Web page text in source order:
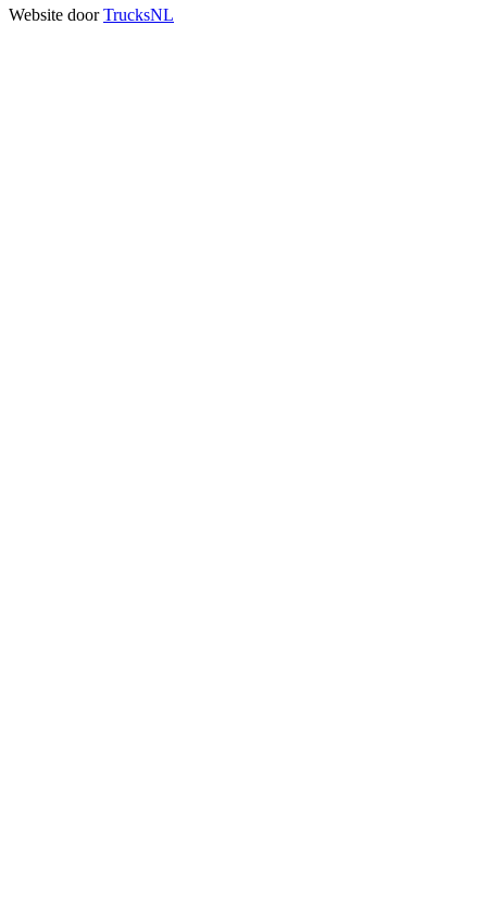
Website door TrucksNL